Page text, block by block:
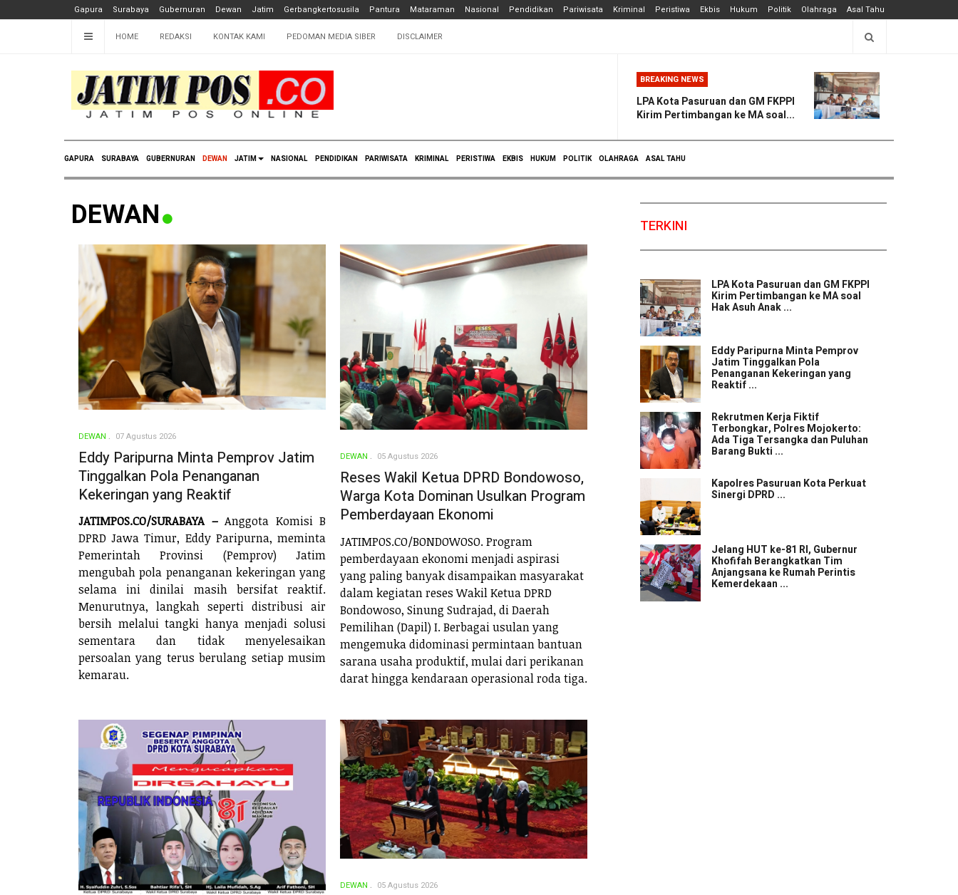
Gapura Surabaya Gubernuran Dewan Jatim Gerbangkertosusila Pantura Mataraman Nasional Pendidikan Pariwisata Kriminal Peristiwa Ekbis Hukum Politik Olahraga Asal Tahu
HOME REDAKSI KONTAK KAMI PEDOMAN MEDIA SIBER DISCLAIMER
BREAKING NEWS
LPA Kota Pasuruan dan GM FKPPI
Kirim Pertimbangan ke MA soal...
GAPURA SURABAYA GUBERNURAN DEWAN JATIM NASIONAL PENDIDIKAN PARIWISATA KRIMINAL PERISTIWA EKBIS HUKUM POLITIK OLAHRAGA ASAL TAHU
DEWAN
DEWAN 07 Agustus 2026
Eddy Paripurna Minta Pemprov Jatim
Tinggalkan Pola Penanganan
Kekeringan yang Reaktif
JATIMPOS.CO/SURABAYA –Anggota Komisi B
DPRD Jawa Timur, Eddy Paripurna, meminta
Pemerintah Provinsi (Pemprov) Jatim
mengubah pola penanganan kekeringan yang
selama ini dinilai masih bersifat reaktif.
Menurutnya, langkah seperti distribusi air
bersih melalui tangki hanya menjadi solusi
sementara dan tidak menyelesaikan
persoalan yang terus berulang setiap musim
kemarau.
DEWAN 05 Agustus 2026
Reses Wakil Ketua DPRD Bondowoso,
Warga Kota Dominan Usulkan Program
Pemberdayaan Ekonomi
JATIMPOS.CO/BONDOWOSO. Program
pemberdayaan ekonomi menjadi aspirasi
yang paling banyak disampaikan masyarakat
dalam kegiatan reses Wakil Ketua DPRD
Bondowoso, Sinung Sudrajad, di Daerah
Pemilihan (Dapil) I. Berbagai usulan yang
mengemuka didominasi permintaan bantuan
sarana usaha produktif, mulai dari perikanan
darat hingga kendaraan operasional roda tiga.
DEWAN 05 Agustus 2026
TERKINI
LPA Kota Pasuruan dan GM FKPPI
Kirim Pertimbangan ke MA soal
Hak Asuh Anak ...
Eddy Paripurna Minta Pemprov
Jatim Tinggalkan Pola
Penanganan Kekeringan yang
Reaktif ...
Rekrutmen Kerja Fiktif
Terbongkar, Polres Mojokerto:
Ada Tiga Tersangka dan Puluhan
Barang Bukti ...
Kapolres Pasuruan Kota Perkuat
Sinergi DPRD ...
Jelang HUT ke-81 RI, Gubernur
Khofifah Berangkatkan Tim
Anjangsana ke Rumah Perintis
Kemerdekaan ...